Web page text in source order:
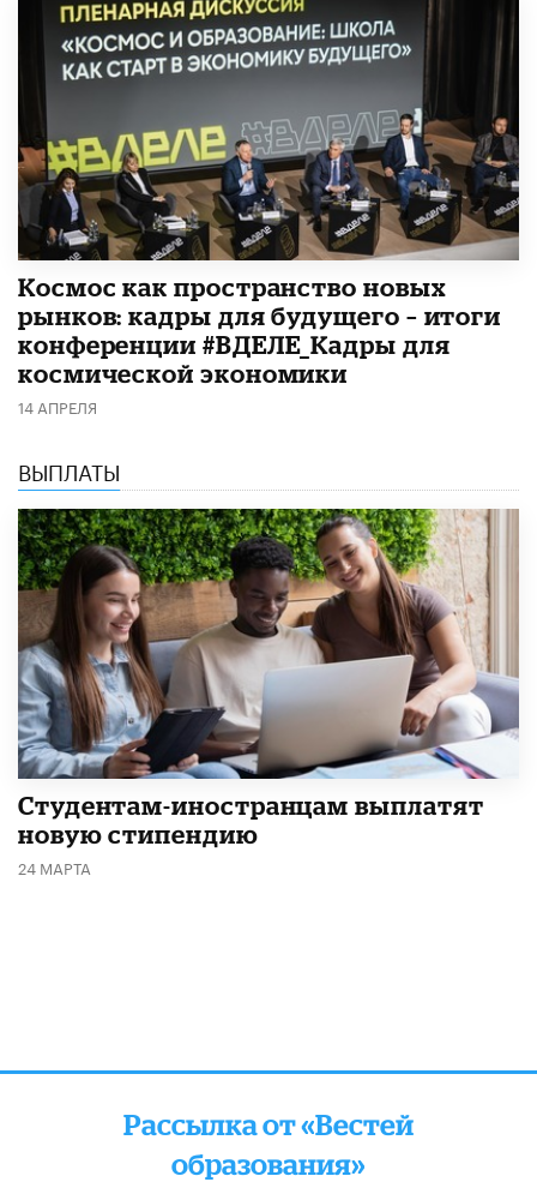
Космос как пространство новых
рынков: кадры для будущего – итоги
конференции #ВДЕЛЕ_Кадры для
космической экономики
14 АПРЕЛЯ
ВЫПЛАТЫ
Студентам-иностранцам выплатят
новую стипендию
24 МАРТА
Рассылка от «Вестей
образования»